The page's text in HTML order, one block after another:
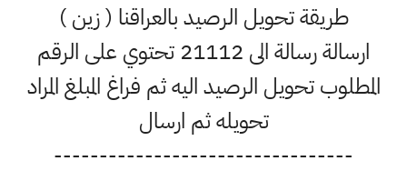
طريقة تحويل الرصيد بالعراقنا ( زين )
ارسالة رسالة الى 21112 تحتوي على الرقم
المطلوب تحويل الرصيد اليه ثم فراغ المبلغ المراد
تحويله ثم ارسال
---------------------------------